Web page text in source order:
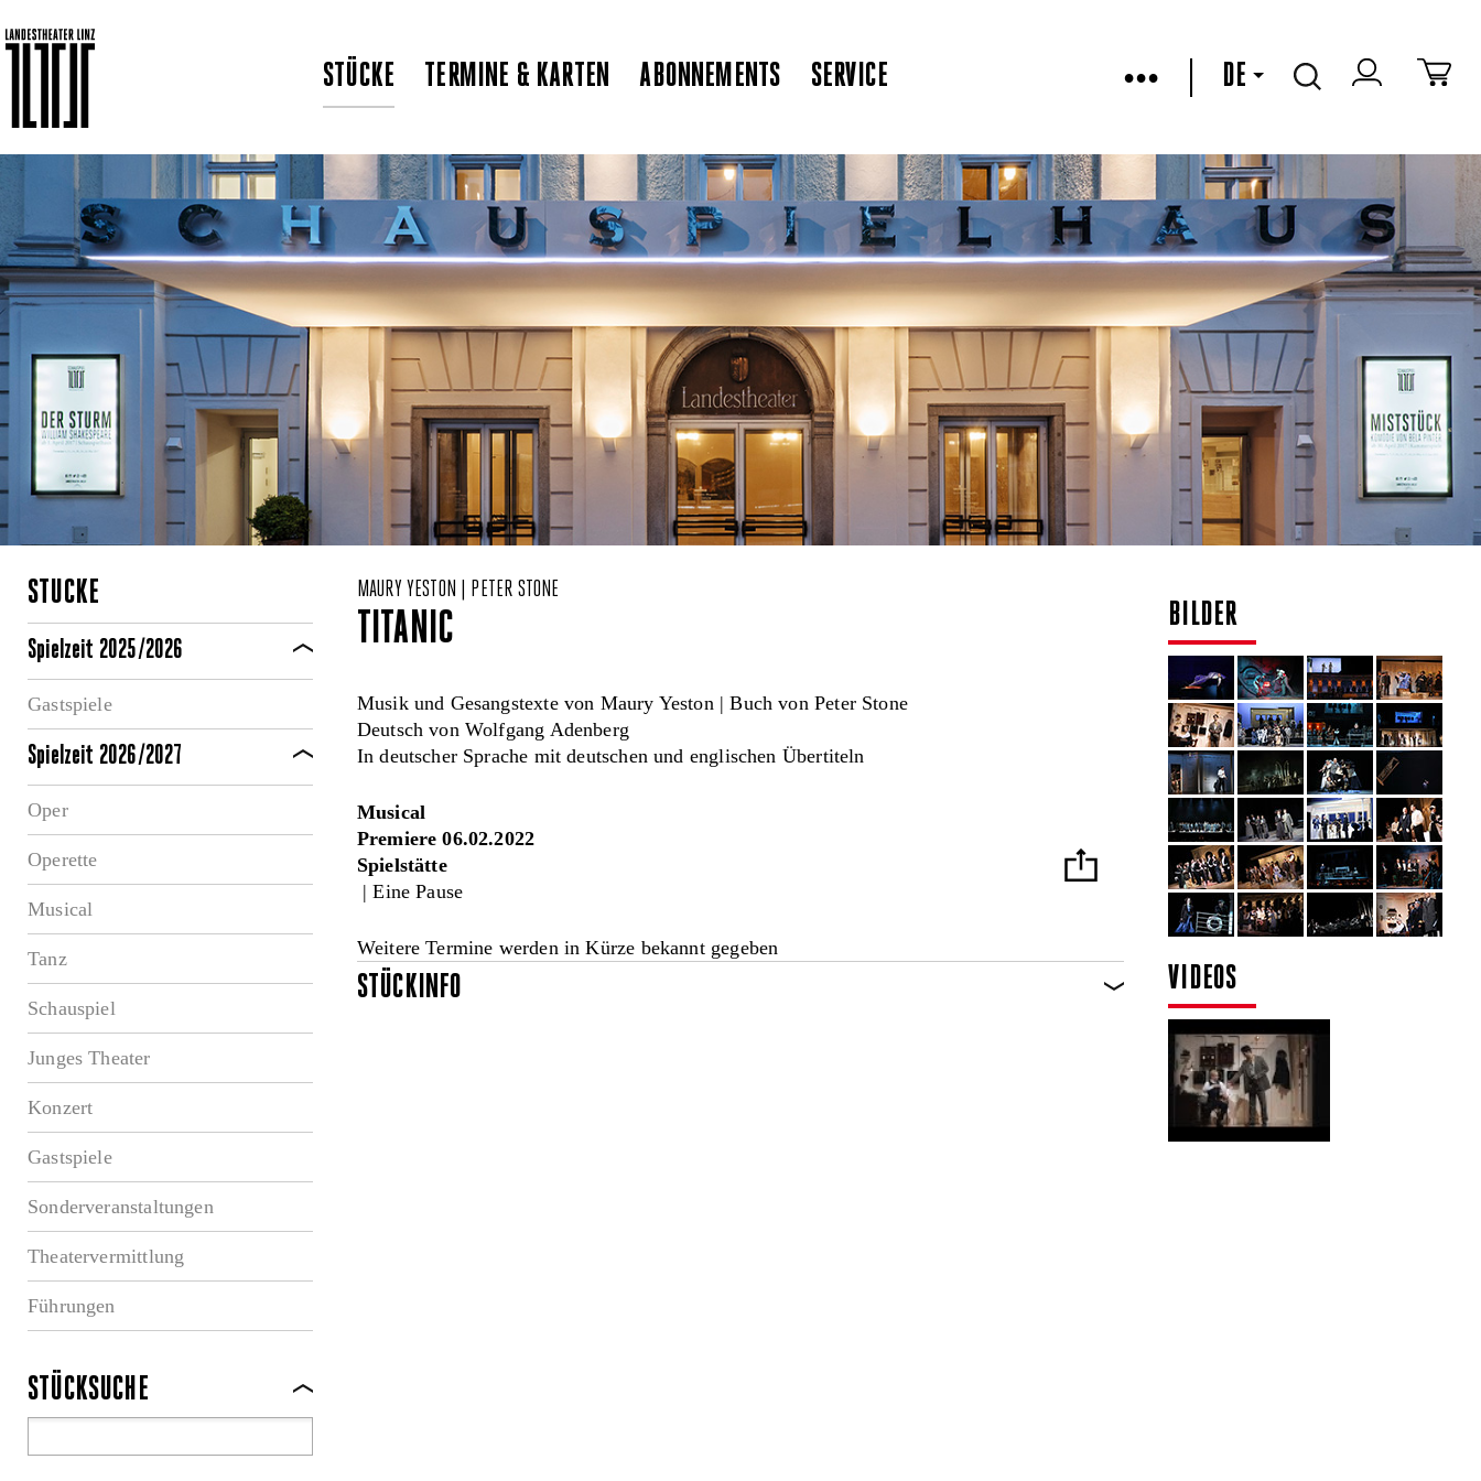
STÜCKE TERMINE & KARTEN ABONNEMENTS SERVICE ••• DE
STÜCKE
Spielzeit 2025/2026
Gastspiele
Spielzeit 2026/2027
Oper
Operette
Musical
Tanz
Schauspiel
Junges Theater
Konzert
Gastspiele
Sonderveranstaltungen
Theatervermittlung
Führungen
STÜCKSUCHE
MAURY YESTON | PETER STONE
TITANIC
Musik und Gesangstexte von Maury Yeston | Buch von Peter Stone
Deutsch von Wolfgang Adenberg
In deutscher Sprache mit deutschen und englischen Übertiteln
Musical
Premiere 06.02.2022
Spielstätte
| Eine Pause
Weitere Termine werden in Kürze bekannt gegeben
STÜCKINFO
BILDER
VIDEOS